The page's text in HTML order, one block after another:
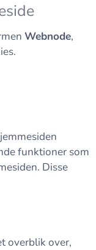
Webnode,
funktioner som
Disse
overblik over,